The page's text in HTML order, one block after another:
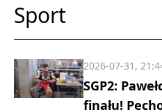
Sport
SGP2:
finału!
2026-07-31,